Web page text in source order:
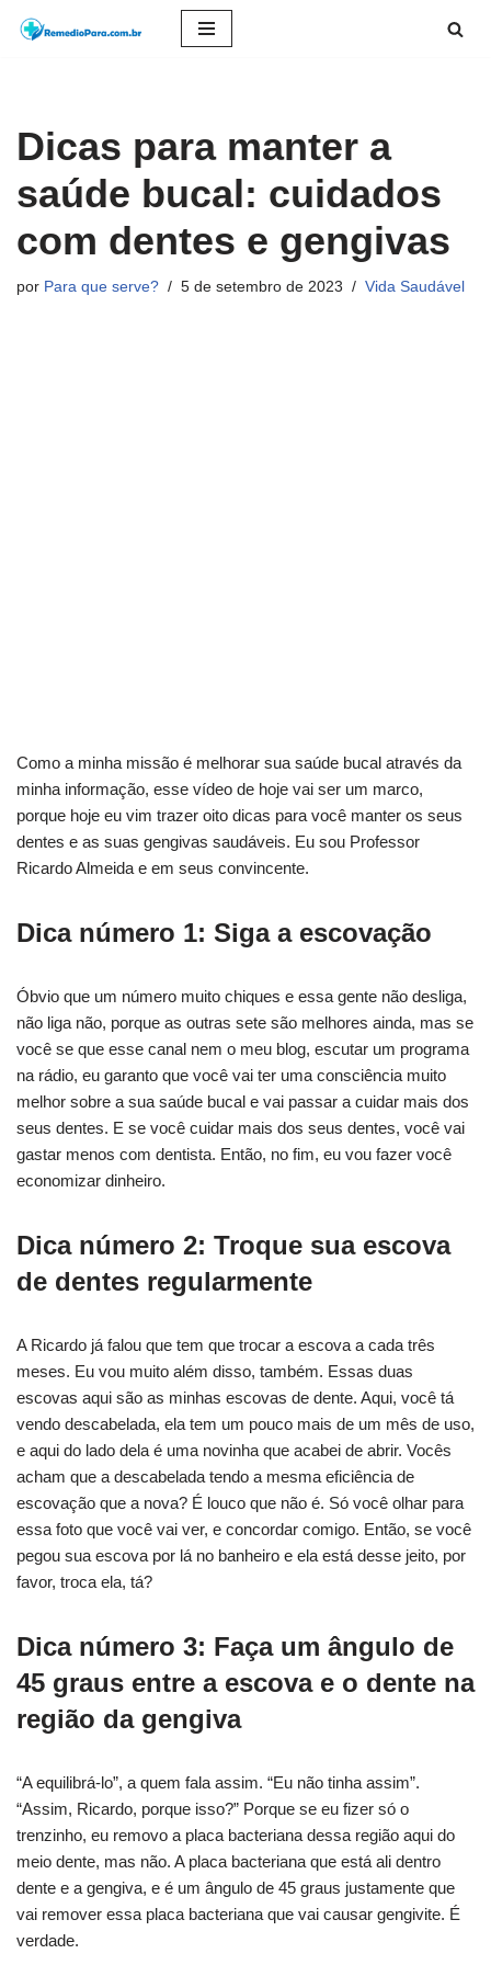
conteúdo
Dicas para manter a
saúde bucal: cuidados
com dentes e gengivas
por Para que serve? 5 de setembro de 2023 Vida Saudável
Como a minha missão é melhorar sua saúde bucal através da
minha informação, esse vídeo de hoje vai ser um marco,
porque hoje eu vim trazer oito dicas para você manter os seus
dentes e as suas gengivas saudáveis. Eu sou Professor
Ricardo Almeida e em seus convincente.
Dica número 1: Siga a escovação
Óbvio que um número muito chiques e essa gente não desliga,
não liga não, porque as outras sete são melhores ainda, mas se
você se que esse canal nem o meu blog, escutar um programa
na rádio, eu garanto que você vai ter uma consciência muito
melhor sobre a sua saúde bucal e vai passar a cuidar mais dos
seus dentes. E se você cuidar mais dos seus dentes, você vai
gastar menos com dentista. Então, no fim, eu vou fazer você
economizar dinheiro.
Dica número 2: Troque sua escova
de dentes regularmente
A Ricardo já falou que tem que trocar a escova a cada três
meses. Eu vou muito além disso, também. Essas duas
escovas aqui são as minhas escovas de dente. Aqui, você tá
vendo descabelada, ela tem um pouco mais de um mês de uso,
e aqui do lado dela é uma novinha que acabei de abrir. Vocês
acham que a descabelada tendo a mesma eficiência de
escovação que a nova? É louco que não é. Só você olhar para
essa foto que você vai ver, e concordar comigo. Então, se você
pegou sua escova por lá no banheiro e ela está desse jeito, por
favor, troca ela, tá?
Dica número 3: Faça um ângulo de
45 graus entre a escova e o dente na
região da gengiva
“A equilibrá-lo”, a quem fala assim. “Eu não tinha assim”.
“Assim, Ricardo, porque isso?” Porque se eu fizer só o
trenzinho, eu removo a placa bacteriana dessa região aqui do
meio dente, mas não. A placa bacteriana que está ali dentro
dente e a gengiva, e é um ângulo de 45 graus justamente que
vai remover essa placa bacteriana que vai causar gengivite. É
verdade.